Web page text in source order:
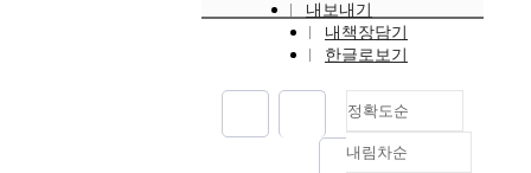
내보내기
내책장담기
한글로보기
정확도순
정확도
내림차순